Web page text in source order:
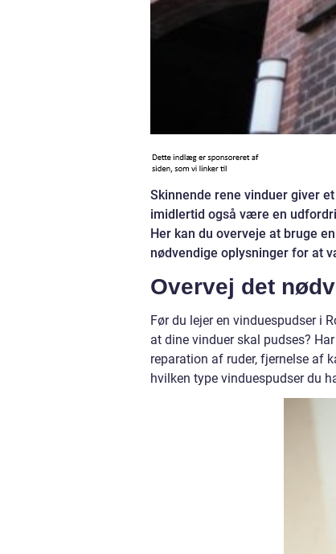
Skinnende rene vinduer giver
imidlertid også være en
Her kan du overveje at bruge
nødvendige oplysninger for at
Overvej det
Før du lejer en vinduespudser i
at dine vinduer skal pudses?
reparation af ruder, fjernelse af
hvilken type vinduespudser du